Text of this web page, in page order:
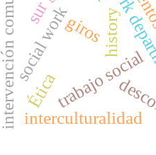
social work history
trabajo social
interculturalidad
giros
intervención comunitaria Ética